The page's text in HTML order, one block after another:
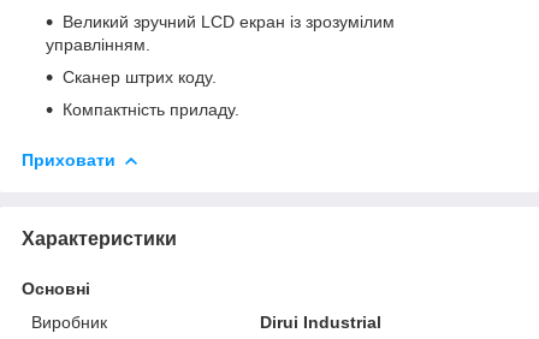
Великий зручний LCD екран із зрозумілим
управлінням.
Сканер штрих коду.
Компактність приладу.
Приховати
Характеристики
Основні
Виробник
Dirui Industrial